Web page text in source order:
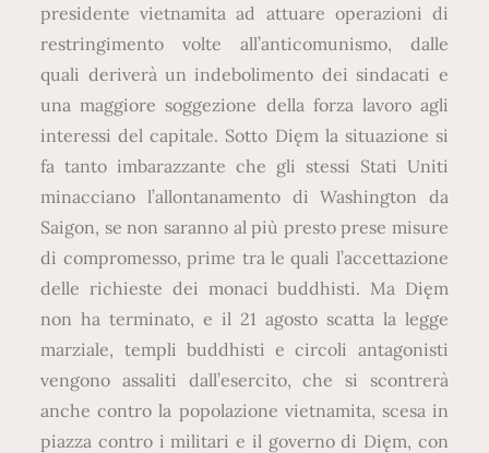
presidente vietnamita ad attuare operazioni di
restringimento volte all’anticomunismo, dalle
quali deriverà un indebolimento dei sindacati e
una maggiore soggezione della forza lavoro agli
interessi del capitale. Sotto Dięm la situazione si
fa tanto imbarazzante che gli stessi Stati Uniti
minacciano l’allontanamento di Washington da
Saigon, se non saranno al più presto prese misure
di compromesso, prime tra le quali l’accettazione
delle richieste dei monaci buddhisti. Ma Dięm
non ha terminato, e il 21 agosto scatta la legge
marziale, templi buddhisti e circoli antagonisti
vengono assaliti dall’esercito, che si scontrerà
anche contro la popolazione vietnamita, scesa in
piazza contro i militari e il governo di Dięm, con